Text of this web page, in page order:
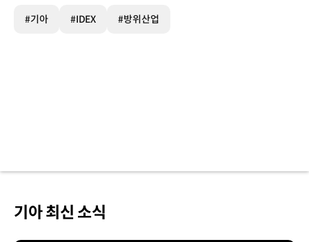
#기아 #IDEX #방위산업
기아 최신 소식